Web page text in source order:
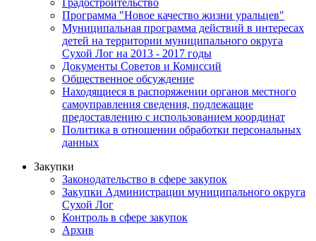
Программа "Новое качество жизни уральцев"
Муниципальная программа действий в интересах
детей на территории муниципального округа
Сухой Лог на 2013 - 2017 годы
Документы Советов и Комиссий
Общественное обсуждение
Находящиеся в распоряжении органов местного
самоуправления сведения, подлежащие
предоставлению с использованием координат
Политика в отношении обработки персональных
данных
Закупки
Законодательство в сфере закупок
Закупки Администрации муниципального округа
Сухой Лог
Контроль в сфере закупок
Архив